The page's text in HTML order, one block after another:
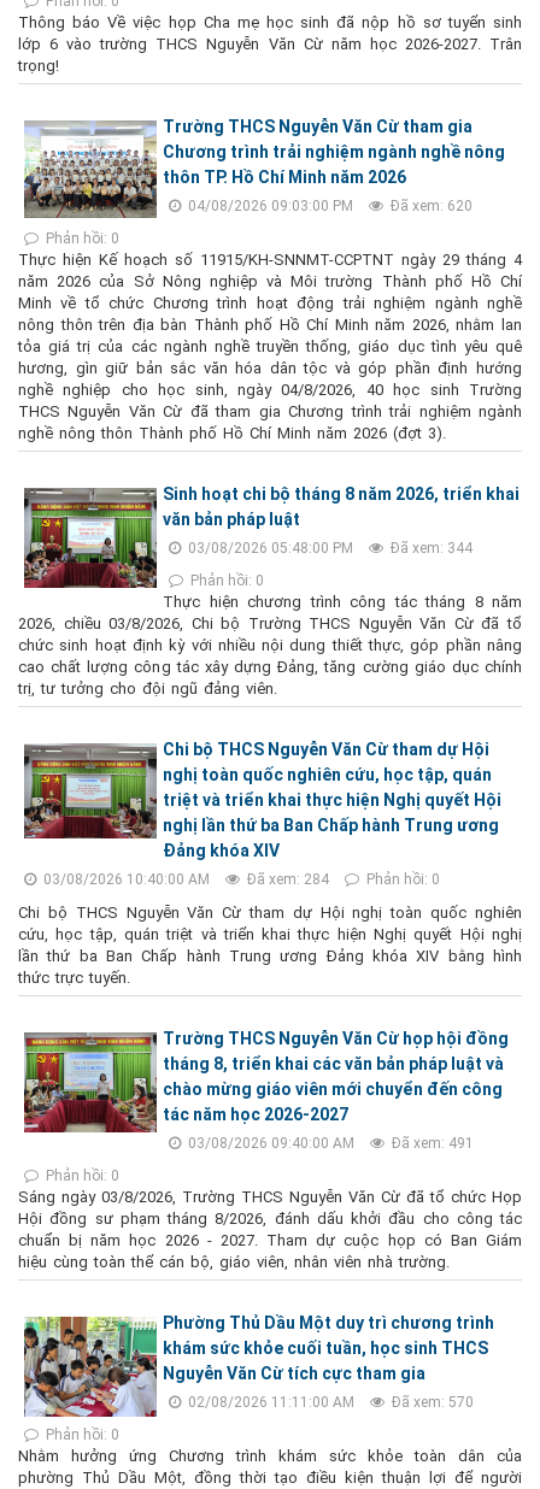
Thông báo Về việc họp Cha mẹ học sinh đã nộp hồ sơ tuyển sinh
lớp 6 vào trường THCS Nguyễn Văn Cừ năm học 2026-2027. Trân
trọng!
Trường THCS Nguyễn Văn Cừ tham gia
Chương trình trải nghiệm ngành nghề nông
thôn TP. Hồ Chí Minh năm 2026
04/08/2026 09:03:00 PM
Đã xem: 620
Phản hồi: 0
Thực hiện Kế hoạch số 11915/KH-SNNMT-CCPTNT ngày 29 tháng 4
năm 2026 của Sở Nông nghiệp và Môi trường Thành phố Hồ Chí
Minh về tổ chức Chương trình hoạt động trải nghiệm ngành nghề
nông thôn trên địa bàn Thành phố Hồ Chí Minh năm 2026, nhằm lan
tỏa giá trị của các ngành nghề truyền thống, giáo dục tình yêu quê
hương, gìn giữ bản sắc văn hóa dân tộc và góp phần định hướng
nghề nghiệp cho học sinh, ngày 04/8/2026, 40 học sinh Trường
THCS Nguyễn Văn Cừ đã tham gia Chương trình trải nghiệm ngành
nghề nông thôn Thành phố Hồ Chí Minh năm 2026 (đợt 3).
Sinh hoạt chi bộ tháng 8 năm 2026, triển khai
văn bản pháp luật
03/08/2026 05:48:00 PM
Đã xem: 344
Phản hồi: 0
Thực hiện chương trình công tác tháng 8 năm
2026, chiều 03/8/2026, Chi bộ Trường THCS Nguyễn Văn Cừ đã tổ
chức sinh hoạt định kỳ với nhiều nội dung thiết thực, góp phần nâng
cao chất lượng công tác xây dựng Đảng, tăng cường giáo dục chính
trị, tư tưởng cho đội ngũ đảng viên.
Chi bộ THCS Nguyễn Văn Cừ tham dự Hội
nghị toàn quốc nghiên cứu, học tập, quán
triệt và triển khai thực hiện Nghị quyết Hội
nghị lần thứ ba Ban Chấp hành Trung ương
Đảng khóa XIV
03/08/2026 10:40:00 AM Đã xem: 284 Phản hồi: 0
Chi bộ THCS Nguyễn Văn Cừ tham dự Hội nghị toàn quốc nghiên
cứu, học tập, quán triệt và triển khai thực hiện Nghị quyết Hội nghị
lần thứ ba Ban Chấp hành Trung ương Đảng khóa XIV bằng hình
thức trực tuyến.
Trường THCS Nguyễn Văn Cừ họp hội đồng
tháng 8, triển khai các văn bản pháp luật và
chào mừng giáo viên mới chuyển đến công
tác năm học 2026-2027
03/08/2026 09:40:00 AM
Đã xem: 491
Phản hồi: 0
Sáng ngày 03/8/2026, Trường THCS Nguyễn Văn Cừ đã tổ chức Họp
Hội đồng sư phạm tháng 8/2026, đánh dấu khởi đầu cho công tác
chuẩn bị năm học 2026 - 2027. Tham dự cuộc họp có Ban Giám
hiệu cùng toàn thể cán bộ, giáo viên, nhân viên nhà trường.
Phường Thủ Dầu Một duy trì chương trình
khám sức khỏe cuối tuần, học sinh THCS
Nguyễn Văn Cừ tích cực tham gia
02/08/2026 11:11:00 AM
Đã xem: 570
Phản hồi: 0
Nhằm hưởng ứng Chương trình khám sức khỏe toàn dân của
phường Thủ Dầu Một, đồng thời tạo điều kiện thuận lợi để người